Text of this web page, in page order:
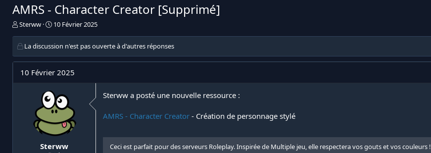
AMRS - Character Creator [Supprimé]
I
i
t
i
a
Sterww
D
t
e
d
d
b
u
t
10 Février 2025
La discussion n'est pas ouverte à d'autres réponses
10 Février 2025
Sterww
Sterww a posté une nouvelle ressource :
AMRS - Character Creator - Création de personnage stylé
Ceci est parfait pour des serveurs Roleplay. Inspirée de Multiple jeu, elle respectera vos gouts et vos couleurs !